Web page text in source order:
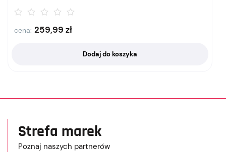
cena: 259,99 zł
Dodaj do koszyka
Strefa marek
Poznaj naszych partnerów